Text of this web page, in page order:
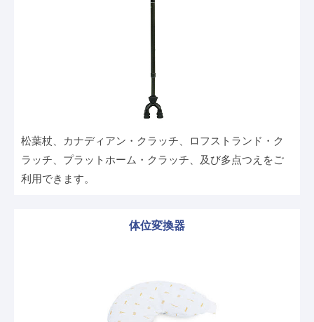
松葉杖、カナディアン・クラッチ、ロフストランド・ク
ラッチ、プラットホーム・クラッチ、及び多点つえをご
利用できます。
体位変換器